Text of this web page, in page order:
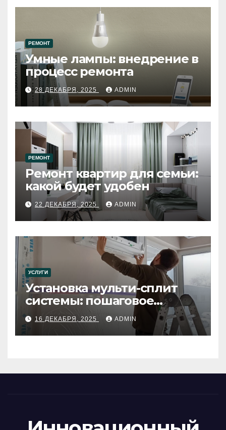
РЕМОНТ
Умные лампы: внедрение в
процесс ремонта
28 ДЕКАБРЯ, 2025 ADMIN
РЕМОНТ
Ремонт квартир для семьи:
какой будет удобен
22 ДЕКАБРЯ, 2025 ADMIN
УСЛУГИ
Установка мульти-сплит
системы: пошаговое
руководство
16 ДЕКАБРЯ, 2025 ADMIN